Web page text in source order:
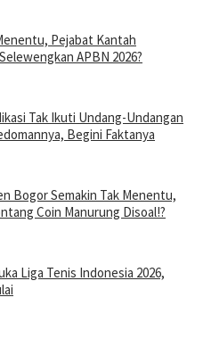
Pejabat Kantah
APBN 2026?
Tak Ikuti Undang-Undangan
Begini Faktanya
Bogor Semakin Tak Menentu,
Coin Manurung Disoal!?
Liga Tenis Indonesia 2026,